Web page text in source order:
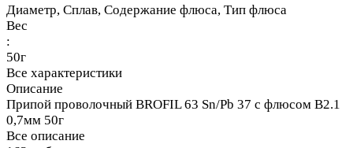
Диаметр, Сплав, Содержание флюса, Тип флюса
Вес
:
50г
Все характеристики
Описание
Припой проволочный BROFIL 63 Sn/Pb 37 с флюсом B2.1
0,7мм 50г
Все описание